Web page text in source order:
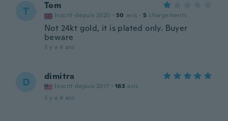
T Tom
Inscrit depuis 2020 · 50 avis · 5 chargements
Not 24kt gold, it is plated only. Buyer
beware
il y a 4 ans
D dimitra
Inscrit depuis 2017 · 163 avis
il y a 4 ans